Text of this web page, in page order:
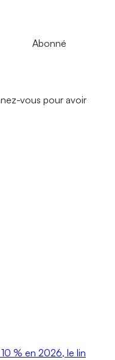
Abonné
vous pour avoir
% en 2026, le lin